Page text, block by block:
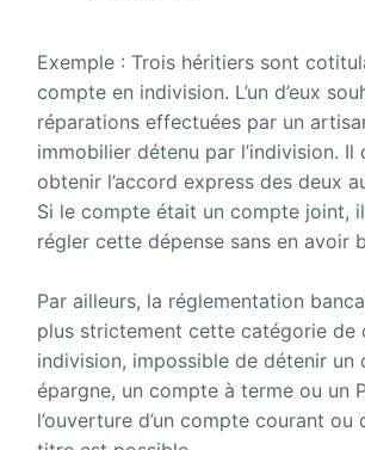
Exemple : Trois héritiers sont
compte en indivision. L’un d’eux
réparations effectuées par un
immobilier détenu par l’indivision. Il
obtenir l’accord express des deux
Si le compte était un compte joint,
régler cette dépense sans en avoir
Par ailleurs, la réglementation
plus strictement cette catégorie de
indivision, impossible de détenir un
épargne, un compte à terme ou un
l’ouverture d’un compte courant ou